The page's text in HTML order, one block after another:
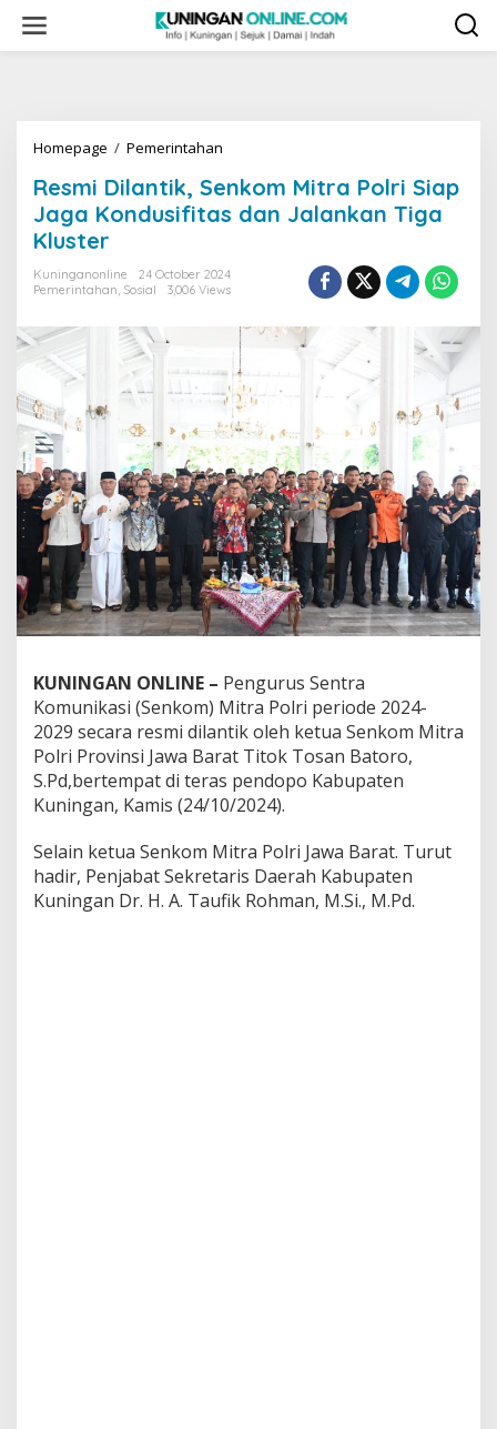
content
Homepage / Pemerintahan
Senkom
Mitra
Polri
Jaga
Kondusifitas
Jalankan
Tiga
Kluster
Resmi Dilantik, Senkom Mitra Polri Siap
Jaga Kondusifitas dan Jalankan Tiga
Kluster
Kuninganonline
24 October 2024
Pemerintahan, Sosial 3,006 Views
KUNINGAN ONLINE – Pengurus Sentra
Komunikasi (Senkom) Mitra Polri periode 2024-
2029 secara resmi dilantik oleh ketua Senkom Mitra
Polri Provinsi Jawa Barat Titok Tosan Batoro,
S.Pd,bertempat di teras pendopo Kabupaten
Kuningan, Kamis (24/10/2024).
Selain ketua Senkom Mitra Polri Jawa Barat. Turut
hadir, Penjabat Sekretaris Daerah Kabupaten
Kuningan Dr. H. A. Taufik Rohman, M.Si., M.Pd.